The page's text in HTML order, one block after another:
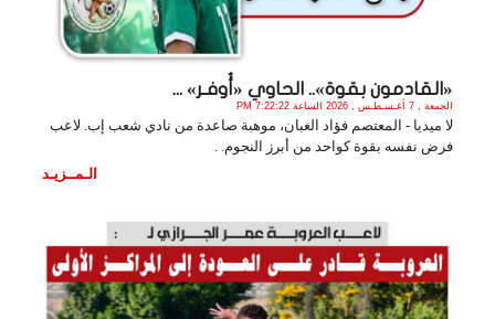
«القادمون بقوة».. الحاوي «أُوفـر» ...
الجمعة , 7 أغـسـطـس , 2026 الساعة 7:22:22 PM
لا ميديا - المعتصم فؤاد الغبان، موهبة صاعدة من نادي شعب إب. لاعب
فرض نفسه بقوة كواحد من أبرز النجوم. .
الـمــزيـد